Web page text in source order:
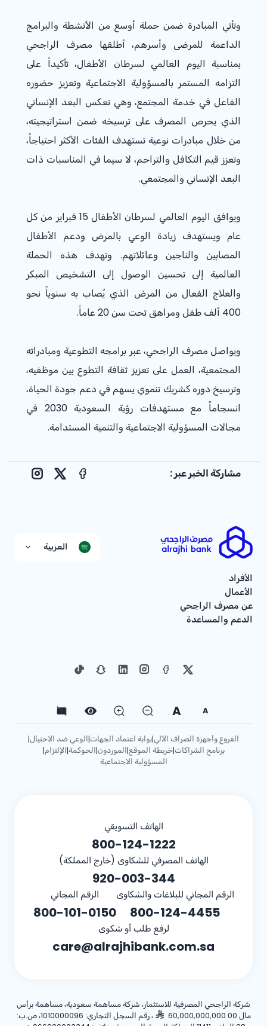
وتأتي المبادرة ضمن حملة أوسع من الأنشطة والبرامج
الداعمة للمرضى وأسرهم، أطلقها مصرف الراجحي
بمناسبة اليوم العالمي لسرطان الأطفال، تأكيداً على
التزامه المستمر بالمسؤولية الاجتماعية وتعزيز حضوره
الفاعل في خدمة المجتمع، وهي تعكس البعد الإنساني
الذي يحرص المصرف على ترسيخه ضمن استراتيجيته،
من خلال مبادرات نوعية تستهدف الفئات الأكثر احتياجاً،
وتعزز قيم التكافل والتراحم، لا سيما في المناسبات ذات
البعد الإنساني والمجتمعي.
ويوافق اليوم العالمي لسرطان الأطفال 15 فبراير من كل
عام ويستهدف زيادة الوعي بالمرض ودعم الأطفال
المصابين والناجين وعائلاتهم. وتهدف هذه الحملة
العالمية إلى تحسين الوصول إلى التشخيص المبكر
والعلاج الفعال من المرض الذي يُصاب به سنوياً نحو
400 ألف طفل ومراهق تحت سن 20 عاماً.
ويواصل مصرف الراجحي، عبر برامجه التطوعية ومبادراته
المجتمعية، العمل على تعزيز ثقافة التطوع بين موظفيه،
وترسيخ دوره كشريك تنموي يسهم في دعم جودة الحياة،
انسجاماً مع مستهدفات رؤية السعودية 2030 في
مجالات المسؤولية الاجتماعية والتنمية المستدامة.
مشاركة الخبر عبر : Facebook
X
العربية
الأفراد
الأعمال
عن مصرف الراجحي
الدعم والمساعدة
A
A
الفروع وأجهزة الصراف الآلي|بوابة اعتماد الجهات|الوعي ضد الاحتيال|
برنامج الشراكات|خريطة الموقع|الموردون|الحوكمة|الإلتزام|
المسؤولية الاجتماعية
الهاتف التسويقي
800-124-1222
الهاتف المصرفي للشكاوى (خارج المملكة)
920-003-344
الرقم المجاني للبلاغات والشكاوى
800-124-4455
الرقم المجاني
800-101-0150
لرفع طلب أو شكوى
care@alrajhibank.com.sa
شركة الراجحي المصرفية للاستثمار، شركة مساهمة سعودية، مساهمة برأس
مال 60,000,000,000.00
، رقم السجل التجاري: 1010000096، ص.ب: